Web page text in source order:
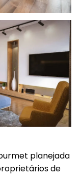
planejada
de